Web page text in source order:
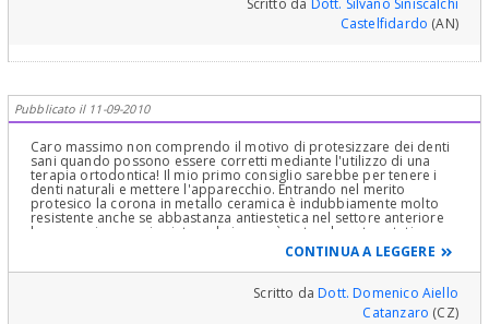
Scritto da Dott. Silvano Siniscalchi
Castelfidardo (AN)
Pubblicato il 11-09-2010
Caro massimo non comprendo il motivo di protesizzare dei denti
sani quando possono essere corretti mediante l'utilizzo di una
terapia ortodontica! Il mio primo consiglio sarebbe per tenere i
denti naturali e mettere l'apparecchio. Entrando nel merito
protesico la corona in metallo ceramica è indubbiamente molto
resistente anche se abbastanza antiestetica nel settore anteriore
la corona in ceramica integrale invece è notevolmente estetica
anche se più fragile della prima il mio consiglio protesico sarebbe
la corona in ossido di zirconio e ceramica che ha una resistenza
pari a quella metallica ma essendo una struttura chiara consente
una buona stratificazione della ceramica con estetica ottimale
CONTINUA A LEGGERE
Scritto daDott. Domenico Aiello
Catanzaro (CZ)